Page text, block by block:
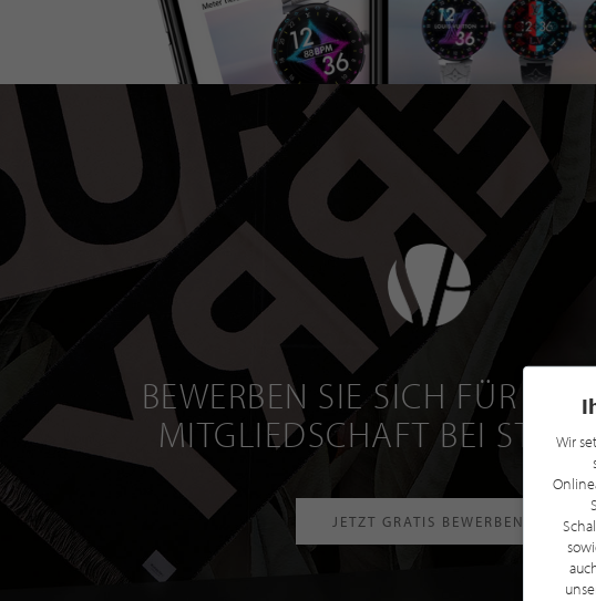
BEWERBEN SIE SICH FÜR
MITGLIEDSCHAFT BEI
JETZT GRATIS BEWERBEN
Wir